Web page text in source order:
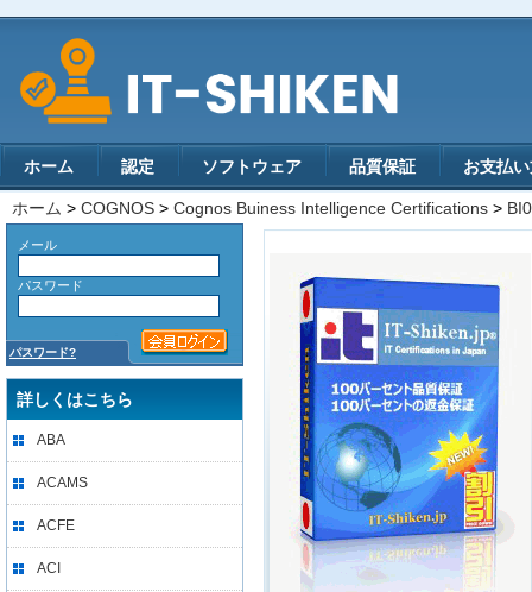
ホーム 認定 ソフトウェア 品質保証 お支払
ホーム > COGNOS > Cognos Buiness Intelligence Certifications >
メール
パスワード
パスワード?
詳しくはこちら
ABA
ACAMS
ACFE
ACI